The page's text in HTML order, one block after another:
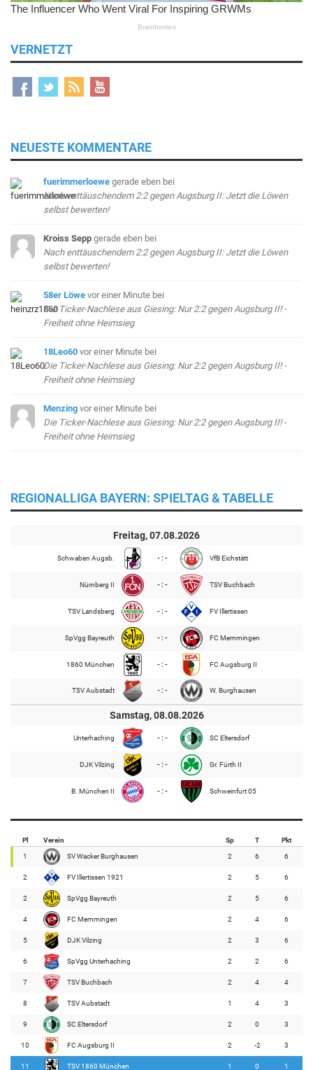
VERNETZT
NEUESTE KOMMENTARE
fuerimmerloewe gerade eben bei
Nach enttäuschendem 2:2 gegen Augsburg II: Jetzt die Löwen
selbst bewerten!
Kroiss Sepp gerade eben bei
Nach enttäuschendem 2:2 gegen Augsburg II: Jetzt die Löwen
selbst bewerten!
58er Löwe vor einer Minute bei
Die Ticker-Nachlese aus Giesing: Nur 2:2 gegen Augsburg II! -
Freiheit ohne Heimsieg
18Leo60 vor einer Minute bei
Die Ticker-Nachlese aus Giesing: Nur 2:2 gegen Augsburg II! -
Freiheit ohne Heimsieg
Menzing vor einer Minute bei
Die Ticker-Nachlese aus Giesing: Nur 2:2 gegen Augsburg II! -
Freiheit ohne Heimsieg
REGIONALLIGA BAYERN: SPIELTAG & TABELLE
Freitag, 07.08.2026
Schwaben Augsb. - : - VfB Eichstätt
Nürnberg II - : - TSV Buchbach
TSV Landsberg - : - FV Illertissen
SpVgg Bayreuth - : - FC Memmingen
1860 München - : - FC Augsburg II
TSV Aubstadt - : - W. Burghausen
Samstag, 08.08.2026
Unterhaching - : - SC Eltersdorf
DJK Vilzing - : - Gr. Fürth II
B. München II - : - Schweinfurt 05
Pl Verein Sp T Pkt
1 SV Wacker Burghausen 2 6 6
2 FV Illertissen 1921 2 5 6
2 SpVgg Bayreuth 2 5 6
4 FC Memmingen 2 4 6
5 DJK Vilzing 2 3 6
6 SpVgg Unterhaching 2 2 6
7 TSV Buchbach 2 4 4
8 TSV Aubstadt 1 4 3
9 SC Eltersdorf 2 0 3
10 FC Augsburg II 2 -2 3
11 TSV 1860 München 1 0 1